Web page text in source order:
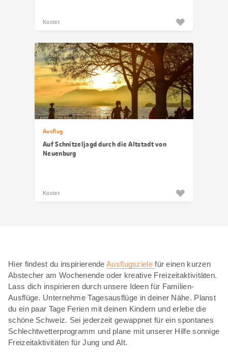
Kostet
Ausflug
Auf Schnitzeljagd durch die Altstadt von
Neuenburg
Kostet
Hier findest du inspirierendeAusflugszielefür einen kurzen
Abstecher am Wochenende oder kreative Freizeitaktivitäten.
Lass dich inspirieren durch unsere Ideen für Familien-
Ausflüge. Unternehme Tagesausflüge in deiner Nähe. Planst
du ein paar Tage Ferien mit deinen Kindern und erlebe die
schöne Schweiz. Sei jederzeit gewappnet für ein spontanes
Schlechtwetterprogramm und plane mit unserer Hilfe sonnige
Freizeitaktivitäten für Jung und Alt.